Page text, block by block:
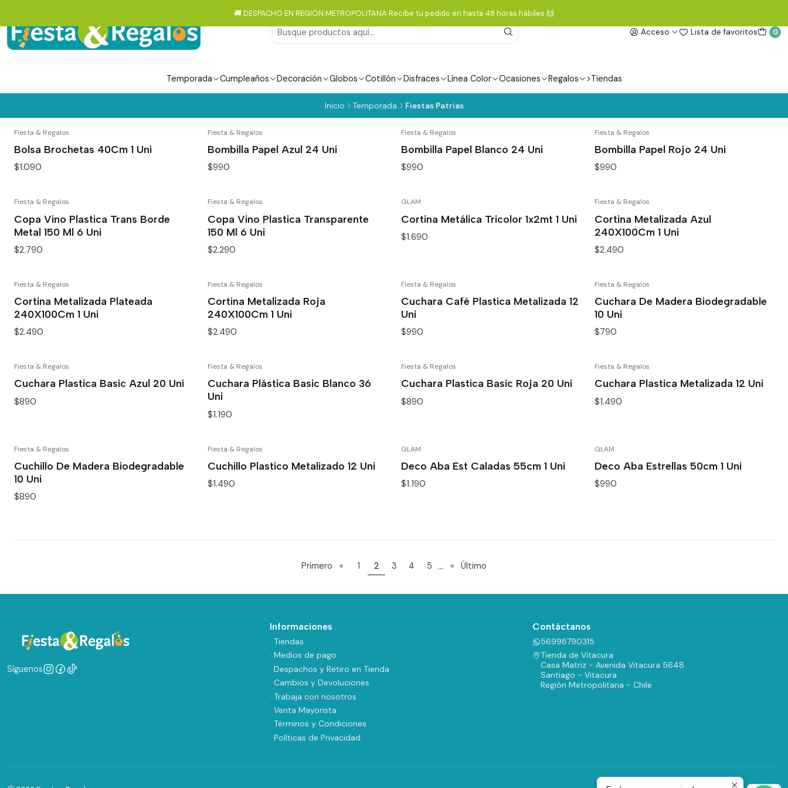
Acceso Lista de favoritos 0
Temporada Cumpleaños Decoración Globos Cotillón Disfraces Línea Color Ocasiones Regalos >Tiendas
🚚 DESPACHO EN REGIÓN METROPOLITANA Recibe tu pedido en hasta 48 horas hábiles 🙌
Inicio Temporada Fiestas Patrias
Fiesta & Regalos
Bolsa Brochetas 40Cm 1 Uni
$1.090
Fiesta & Regalos
Bombilla Papel Azul 24 Uni
$990
Fiesta & Regalos
Bombilla Papel Blanco 24 Uni
$990
Fiesta & Regalos
Bombilla Papel Rojo 24 Uni
$990
Fiesta & Regalos
Copa Vino Plastica Trans Borde
Metal 150 Ml 6 Uni
$2.790
Fiesta & Regalos
Copa Vino Plastica Transparente
150 Ml 6 Uni
$2.290
GLAM
Cortina Metálica Tricolor 1x2mt 1 Uni
$1.690
Fiesta & Regalos
Cortina Metalizada Azul
240X100Cm 1 Uni
$2.490
Fiesta & Regalos
Cortina Metalizada Plateada
240X100Cm 1 Uni
$2.490
Fiesta & Regalos
Cortina Metalizada Roja
240X100Cm 1 Uni
$2.490
Fiesta & Regalos
Cuchara Café Plastica Metalizada 12
Uni
$990
Fiesta & Regalos
Cuchara De Madera Biodegradable
10 Uni
$790
Fiesta & Regalos
Cuchara Plastica Basic Azul 20 Uni
$890
Fiesta & Regalos
Cuchara Plástica Basic Blanco 36
Uni
$1.190
Fiesta & Regalos
Cuchara Plastica Basic Roja 20 Uni
$890
Fiesta & Regalos
Cuchara Plastica Metalizada 12 Uni
$1.490
Fiesta & Regalos
Cuchillo De Madera Biodegradable
10 Uni
$890
Fiesta & Regalos
Cuchillo Plastico Metalizado 12 Uni
$1.490
GLAM
Deco Aba Est Caladas 55cm 1 Uni
$1.190
GLAM
Deco Aba Estrellas 50cm 1 Uni
$990
Primero « 1 2 3 4 5 ... » Último
Síguenos
Informaciones
· Tiendas
· Medios de pago
· Despachos y Retiro en Tienda
· Cambios y Devoluciones
· Trabaja con nosotros
· Venta Mayorista
· Términos y Condiciones
· Políticas de Privacidad
Contáctanos
56998790315
Tienda de Vitacura
Casa Matriz - Avenida Vitacura 5648
Santiago - Vitacura
Región Metropolitana - Chile